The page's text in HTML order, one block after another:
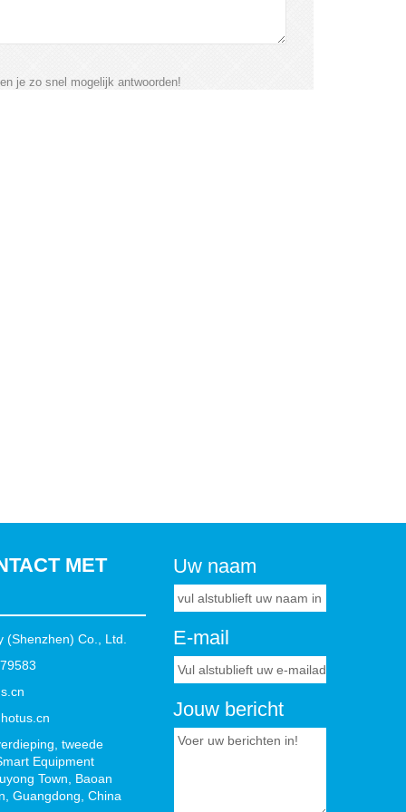
je zo snel mogelijk antwoorden!
MET
(Shenzhen) Co., Ltd.
tweede
Equipment
Town, Baoan
Guangdong, China
Uw naam
E-mail
Jouw bericht